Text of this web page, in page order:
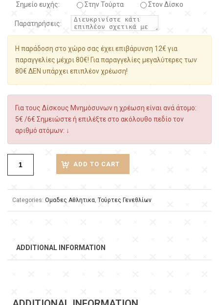
Σημείο ευχής: Στην Τούρτα Στον Δίσκο
Παρατηρήσεις:
Η παράδοση στο χώρο σας έχει επιβάρυνση 12€ για
παραγγελίες μέχρι 80€! Για παραγγελίες μεγαλύτερες των
80€ ΔΕΝ υπάρχει επιπλέον χρέωση!
Για τους Δίσκους Μνημόσυνων η χρέωση είναι ανά άτομο:
5€ /6€ Σημειώστε ή επιλέξτε στο ακόλουθο πεδίο τον
αριθμό ατόμων: ↓
ADD TO CART
Categories: Ομαδες Αθλητικα, Τούρτες Γενεθλίων
ADDITIONAL INFORMATION